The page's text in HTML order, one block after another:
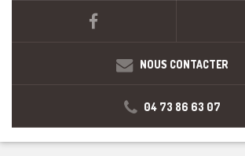
NOUS CONTACTER
04 73 86 63 07